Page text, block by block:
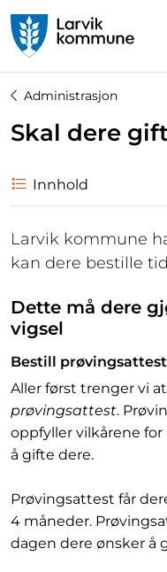
Administrasjon
Skal dere
Innhold
Larvik kommune
kan dere bestille
Dette må dere
vigsel
Bestill prøvingsattest
Aller først trenger vi
prøvingsattest.
oppfyller vilkårene
å gifte dere.
Prøvingsattest får
4 måneder.
dagen dere ønsker å